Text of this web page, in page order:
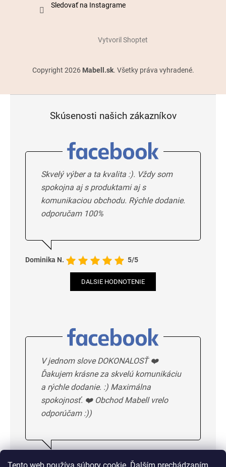
Sledovať na Instagrame
Vytvoril Shoptet
Copyright 2026 Mabell.sk. Všetky práva vyhradené.
Skúsenosti našich zákazníkov
Skvelý výber a ta kvalita :). Vždy som
spokojna aj s produktami aj s
komunikaciou obchodu. Rýchle dodanie.
odporučam 100%
Dominika N. 5/5
DALSIE HODNOTENIE
V jednom slove DOKONALOSŤ ❤️
Ďakujem krásne za skvelú komunikáciu
a rýchle dodanie. :) Maximálna
spokojnosť. ❤️ Obchod Mabell vrelo
odporúčam :))